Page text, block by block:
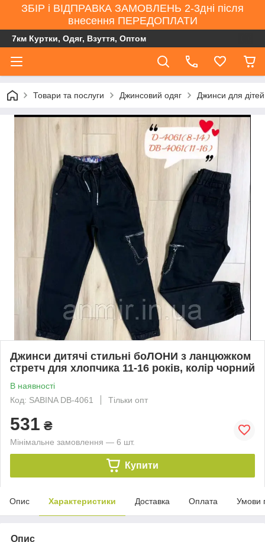
ЗБІР і ВІДПРАВКА ЗАМОВЛЕНЬ 2-3дні після
внесення ПЕРЕДОПЛАТИ
7км Куртки, Одяг, Взуття, Оптом
Товари та послуги Джинсовий одяг Джинси для дітей
Джинси дитячі стильні боЛОНИ з ланцюжком
стретч для хлопчика 11-16 років, колір чорний
В наявності
Код: SABINA DВ-4061
Тільки опт
531 ₴
Мінімальне замовлення — 6 шт.
Купити
Опис Характеристики Доставка Оплата Умови
Опис